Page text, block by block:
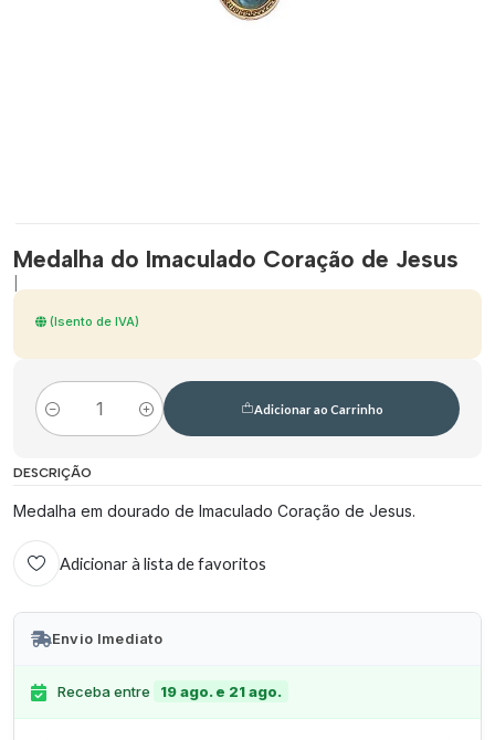
Medalha do Imaculado Coração de Jesus
(Isento de IVA)
Quantidade
Adicionar ao Carrinho
DESCRIÇÃO
Medalha em dourado de Imaculado Coração de Jesus.
Adicionar à lista de favoritos
Envio Imediato
Receba entre 19 ago. e 21 ago.